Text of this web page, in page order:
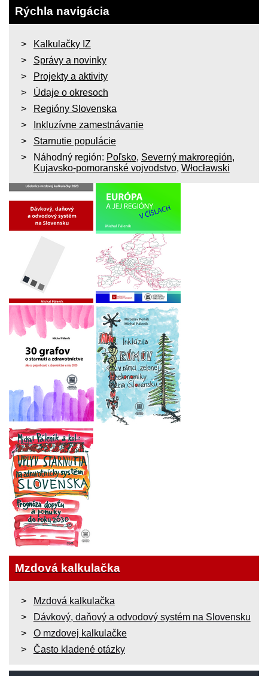
Rýchla navigácia
Kalkulačky IZ
Správy a novinky
Projekty a aktivity
Údaje o okresoch
Regióny Slovenska
Inkluzívne zamestnávanie
Starnutie populácie
Náhodný región: Poľsko, Severný makroregión,
Kujavsko-pomoranské vojvodstvo, Włocławski
Mzdová kalkulačka
Mzdová kalkulačka
Dávkový, daňový a odvodový systém na Slovensku
O mzdovej kalkulačke
Často kladené otázky